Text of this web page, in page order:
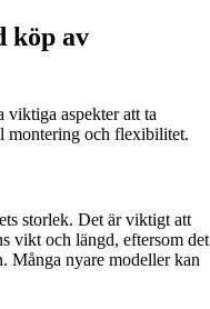
köp av
aspekter att ta
montering och flexibilitet.
storlek. Det är viktigt att
vikt och längd, eftersom det
Många nyare modeller kan